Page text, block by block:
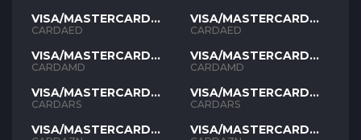
VISA/MASTERCARD
AED
CARDAED
VISA/MASTERCARD
AMD
CARDAMD
VISA/MASTERCARD
ARS
CARDARS
VISA/MASTERCARD
VISA/MASTERCARD
AED
CARDAED
VISA/MASTERCARD
AMD
CARDAMD
VISA/MASTERCARD
ARS
CARDARS
VISA/MASTERCARD